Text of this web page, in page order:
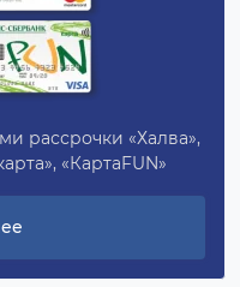
рассрочки «Халва»,
«КартаFUN»